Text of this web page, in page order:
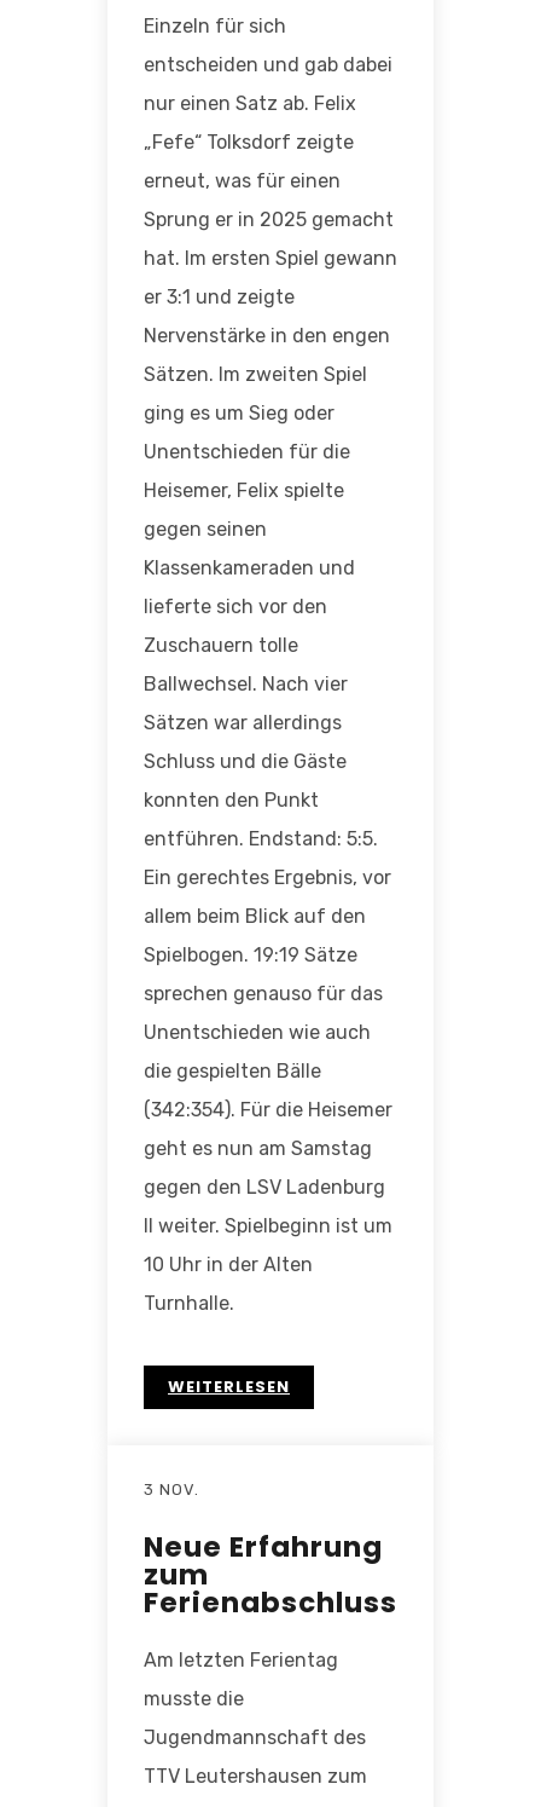
Einzeln für sich
entscheiden und gab dabei
nur einen Satz ab. Felix
„Fefe“ Tolksdorf zeigte
erneut, was für einen
Sprung er in 2025 gemacht
hat. Im ersten Spiel gewann
er 3:1 und zeigte
Nervenstärke in den engen
Sätzen. Im zweiten Spiel
ging es um Sieg oder
Unentschieden für die
Heisemer, Felix spielte
gegen seinen
Klassenkameraden und
lieferte sich vor den
Zuschauern tolle
Ballwechsel. Nach vier
Sätzen war allerdings
Schluss und die Gäste
konnten den Punkt
entführen. Endstand: 5:5.
Ein gerechtes Ergebnis, vor
allem beim Blick auf den
Spielbogen. 19:19 Sätze
sprechen genauso für das
Unentschieden wie auch
die gespielten Bälle
(342:354). Für die Heisemer
geht es nun am Samstag
gegen den LSV Ladenburg
II weiter. Spielbeginn ist um
10 Uhr in der Alten
Turnhalle.
WEITERLESEN
3 NOV.
Neue Erfahrung
zum
Ferienabschluss
Am letzten Ferientag
musste die
Jugendmannschaft des
TTV Leutershausen zum